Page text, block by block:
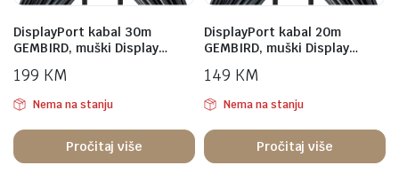
DisplayPort kabal 30m
GEMBIRD, muški Display…
199 KM
Nema na stanju
Pročitaj više
DisplayPort kabal 20m
GEMBIRD, muški Display…
149 KM
Nema na stanju
Pročitaj više